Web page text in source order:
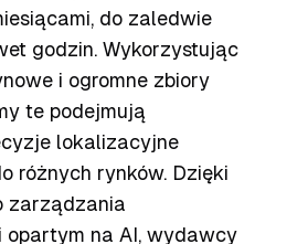
do zaledwie
godzin. Wykorzystując
i ogromne zbiory
te podejmują
lokalizacyjne
różnych rynków. Dzięki
zarządzania
opartym na AI, wydawcy